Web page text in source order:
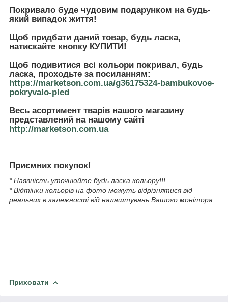
Покривало буде чудовим подарунком на будь-
який випадок життя!
Щоб придбати даний товар, будь ласка,
натискайте кнопкуКУПИТИ!
Щоб подивитися всі кольори покривал, будь
ласка, проходьте за посиланням:
https://marketson.com.ua/g36175324-bambukovoe-
pokryvalo-pled
Весь асортимент тварів нашого магазину
представлений на нашому сайті
http://marketson.com.ua
Приємних покупок!
* Наявність уточнюйте будь ласка кольору!!!
* Відтінки кольорів на фото можуть відрізнятися від
реальних в залежності від налаштувань Вашого монітора.
Приховати